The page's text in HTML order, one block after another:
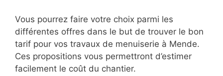
Vous pourrez faire votre choix parmi les
différentes offres dans le but de trouver le bon
tarif pour vos travaux de menuiserie à Mende.
Ces propositions vous permettront d’estimer
facilement le coût du chantier.